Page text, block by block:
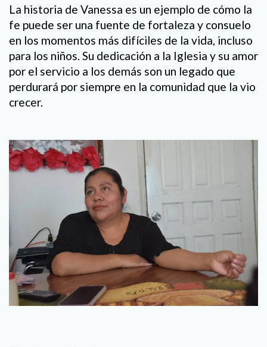
La historia de Vanessa es un ejemplo de cómo la
fe puede ser una fuente de fortaleza y consuelo
en los momentos más difíciles de la vida, incluso
para los niños. Su dedicación a la Iglesia y su amor
por el servicio a los demás son un legado que
perdurará por siempre en la comunidad que la vio
crecer.